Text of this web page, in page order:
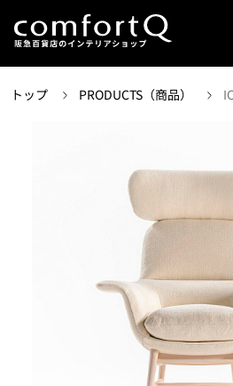
トップ PRODUCTS（商品）